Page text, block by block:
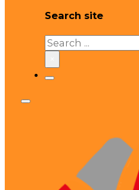
Search site
Search